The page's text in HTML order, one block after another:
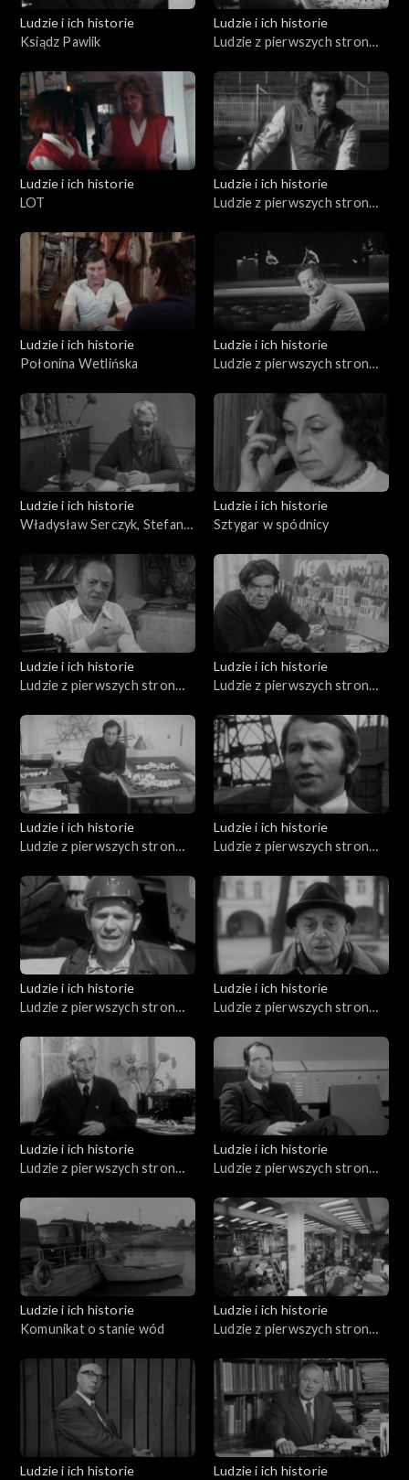
Ludzie i ich historie
Ksiądz Pawlik
Ludzie i ich historie
Ludzie z pierwszych stron
Ludzie i ich historie
LOT
Ludzie i ich historie
Ludzie z pierwszych stron
Ludzie i ich historie
Połonina Wetlińska
Ludzie i ich historie
Ludzie z pierwszych stron
Ludzie i ich historie
Władysław Serczyk, Stefania
Jerzy Broszkiewicz
Ludzie i ich historie
Sztygar w spódnicy
Ludzie i ich historie
Ludzie z pierwszych stron
Ludzie i ich historie
Ludzie z pierwszych stron
Ludzie i ich historie
Ludzie z pierwszych stron
Ludzie i ich historie
Ludzie z pierwszych stron
Ludzie i ich historie
Ludzie z pierwszych stron
Ludzie i ich historie
Ludzie z pierwszych stron
Ludzie i ich historie
Ludzie z pierwszych stron
Ludzie i ich historie
Ludzie z pierwszych stron
Ludzie i ich historie
Komunikat o stanie wód
Ludzie i ich historie
Ludzie z pierwszych stron
Ludzie i ich historie
Ludzie i ich historie